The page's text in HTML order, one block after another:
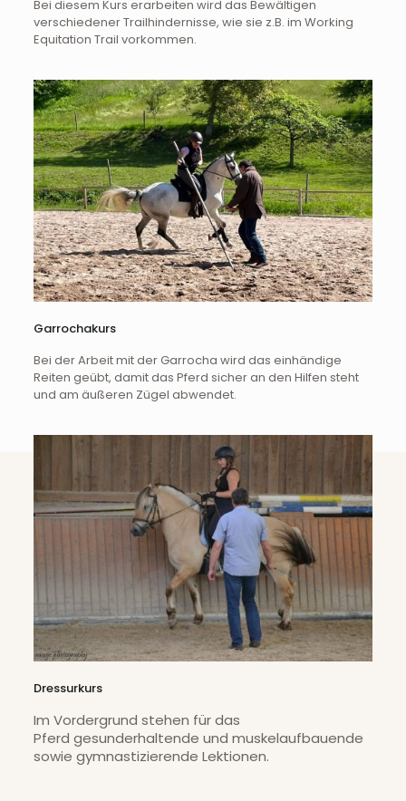
Bei diesem Kurs erarbeiten wird das Bewältigen
verschiedener Trailhindernisse, wie sie z.B. im Working
Equitation Trail vorkommen.
Garrochakurs
Bei der Arbeit mit der Garrocha wird das einhändige
Reiten geübt, damit das Pferd sicher an den Hilfen steht
und am äußeren Zügel abwendet.
Dressurkurs
Im Vordergrund stehen für das
Pferd gesunderhaltende und muskelaufbauende
sowie gymnastizierende Lektionen.